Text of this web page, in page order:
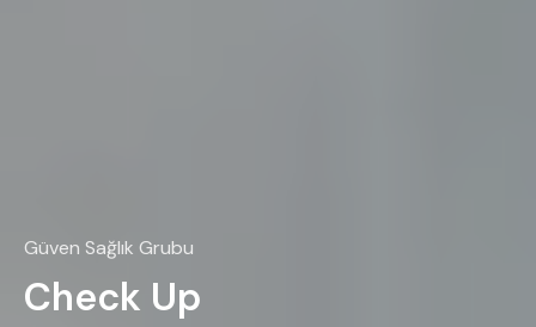
Güven Sağlık Grubu
Check Up